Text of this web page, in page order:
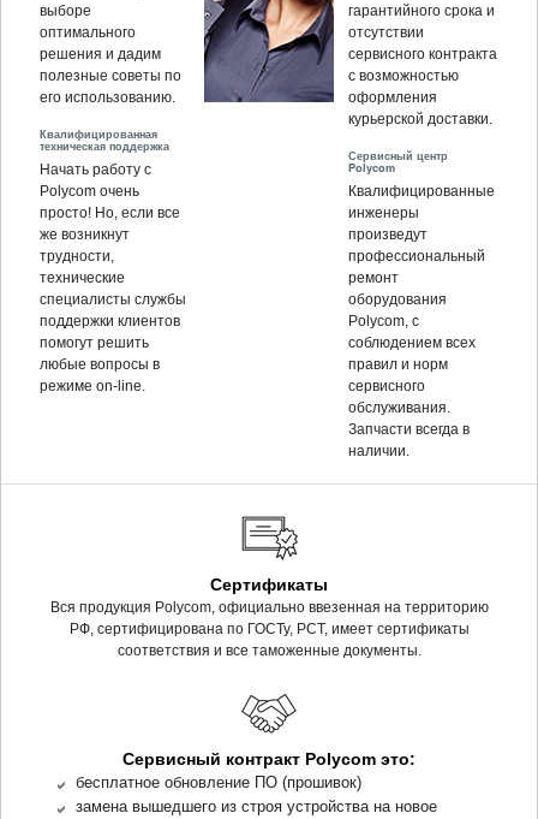
выборе
оптимального
решения и дадим
полезные советы по
его использованию.
Квалифицированная
техническая поддержка
Начать работу с
Polycom очень
просто! Но, если все
же возникнут
трудности,
технические
специалисты службы
поддержки клиентов
помогут решить
любые вопросы в
режиме on-line.
гарантийного срока и
отсутствии
сервисного контракта
с возможностью
оформления
курьерской доставки.
Сервисный центр
Polycom
Квалифицированные
инженеры
произведут
профессиональный
ремонт
оборудования
Polycom, c
соблюдением всех
правил и норм
сервисного
обслуживания.
Запчасти всегда в
наличии.
Сертификаты
Вся продукция Polycom, официально ввезенная на территорию
РФ, сертифицирована по ГОСТу, РСТ, имеет сертификаты
соответствия и все таможенные документы.
Сервисный контракт Polycom это:
бесплатное обновление ПО (прошивок)
замена вышедшего из строя устройства на новое